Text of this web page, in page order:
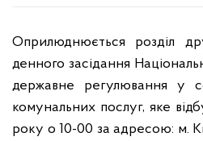
Оприлюднюється розділ
денного засідання
державне регулювання у
комунальних послуг, яке
року о 10-00 за адресою: м.